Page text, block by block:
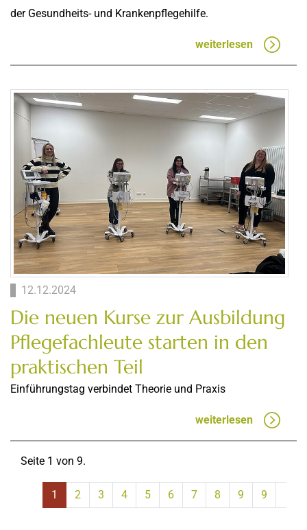
der Gesundheits- und Krankenpflegehilfe.
weiterlesen
12.12.2024
Die neuen Kurse zur Ausbildung
Pflegefachleute starten in den
praktischen Teil
Einführungstag verbindet Theorie und Praxis
weiterlesen
Seite 1 von 9.
1 2 3 4 5 6 7 8 9 9